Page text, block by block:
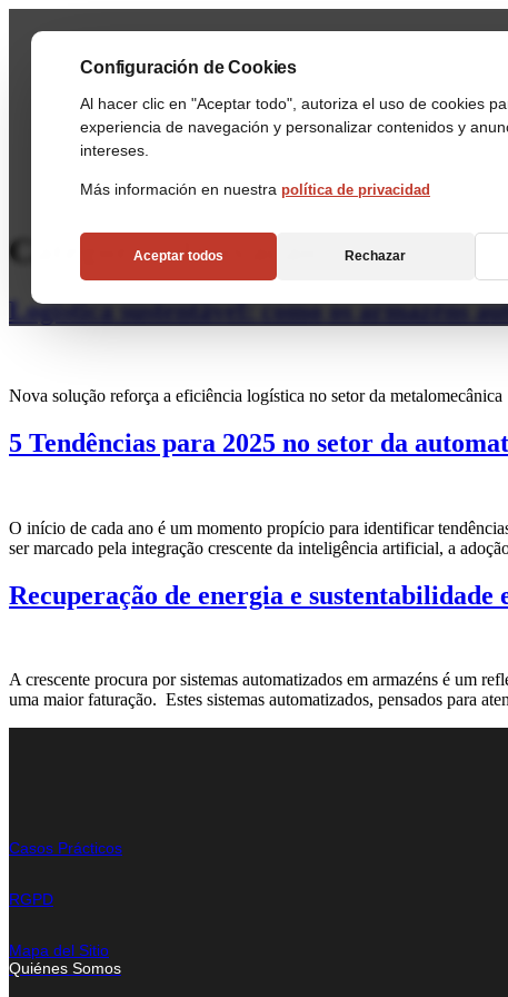
Configuración de Cookies
Al hacer clic en "Aceptar todo", autoriza el uso de cookies
experiencia de navegación y personalizar contenidos y
intereses.
Más información en nuestra política de privacidad
Aceptar todos Rechazar
Categoría:Inovação
Logística sustentável: como os armazéns
Nova solução reforça a eficiência logística no setor da metalomecânica
5 Tendências para 2025 no setor da
O início de cada ano é um momento propício para identificar
ser marcado pela integração crescente da inteligência artificial, a
Recuperação de energia e sustentabilidade
A crescente procura por sistemas automatizados em armazéns é um
uma maior faturação. Estes sistemas automatizados, pensados para
Casos Prácticos
RGPD
Mapa del Sitio
Quiénes Somos